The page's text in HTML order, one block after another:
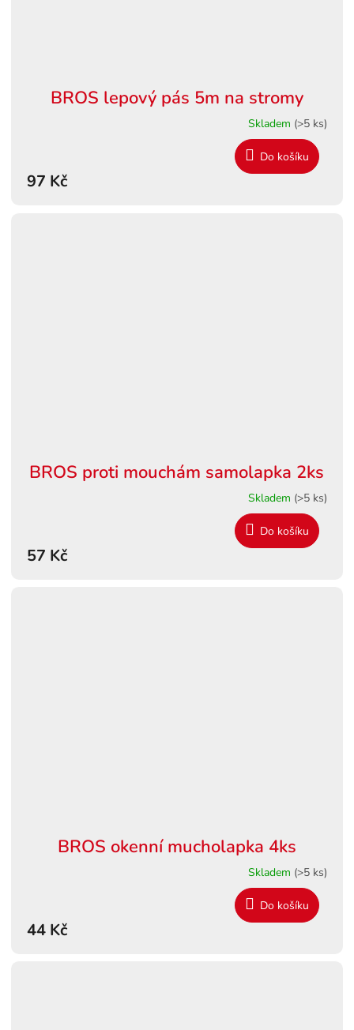
BROS lepový pás 5m na stromy
Skladem (>5 ks)
97 Kč
Do košíku
BROS proti mouchám samolapka 2ks
Skladem (>5 ks)
57 Kč
Do košíku
BROS okenní mucholapka 4ks
Skladem (>5 ks)
44 Kč
Do košíku